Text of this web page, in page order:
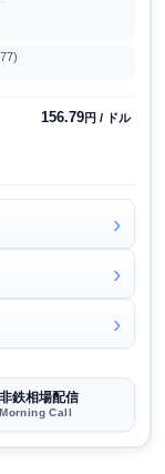
156.79円 / ドル
非鉄相場配信
Morning Call